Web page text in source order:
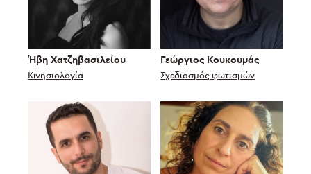
Ήβη Χατζηβασιλείου
Κινησιολογία
Γεώργιος Κουκουμάς
Σχεδιασμός φωτισμών